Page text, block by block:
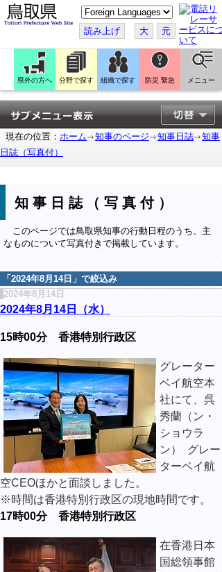
こ
の
ペ
ー
ジ
翻
訳
す
る
読み上げ 大 元
県外の方へ 分野で探す 組織で探す 防災 緊急 メニュー
現在の位置： ホーム 知事のページ 知事日誌
知事
日誌（写真付）
知事日誌（写真付）
このページでは鳥取県知事の行動日程のうち、主
なものについて写真付きで掲載しています。
「 2024年8月14日 」で絞込み
2024年8月14日
2024年8月14日（水）
15時00分 香港特別行政区
グレーター
ベイ航空本
社にて、呉
秀蘭（ン・
ショウラ
ン） グレー
ターベイ航
空CEOほかと面談しました。
※時間は香港特別行政区の現地時間です。
17時00分 香港特別行政区
在香港日本
国総領事館